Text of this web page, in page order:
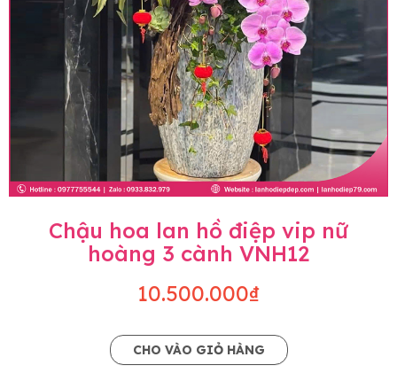
Chậu hoa lan hồ điệp vip nữ
hoàng 3 cành VNH12
10.500.000₫
CHO VÀO GIỎ HÀNG